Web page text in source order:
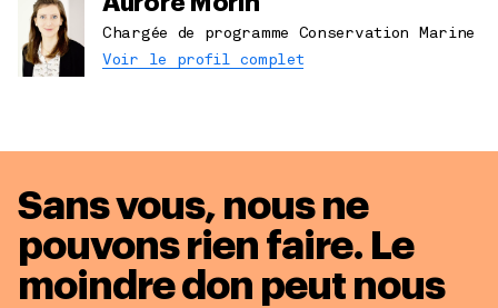
Chargée de programme Conservation Marine
Voir le profil complet
Sans vous, nous ne
pouvons rien faire. Le
moindre don peut nous